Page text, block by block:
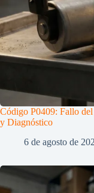
Código P0409: Fallo
y Diagnóstico
6 de agosto de